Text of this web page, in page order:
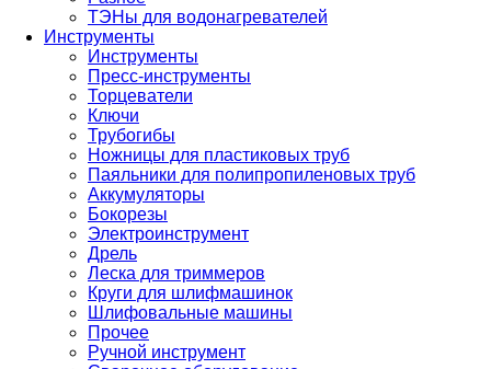
ТЭНы для водонагревателей
Инструменты
Инструменты
Пресс-инструменты
Торцеватели
Ключи
Трубогибы
Ножницы для пластиковых труб
Паяльники для полипропиленовых труб
Аккумуляторы
Бокорезы
Электроинструмент
Дрель
Леска для триммеров
Круги для шлифмашинок
Шлифовальные машины
Прочее
Ручной инструмент